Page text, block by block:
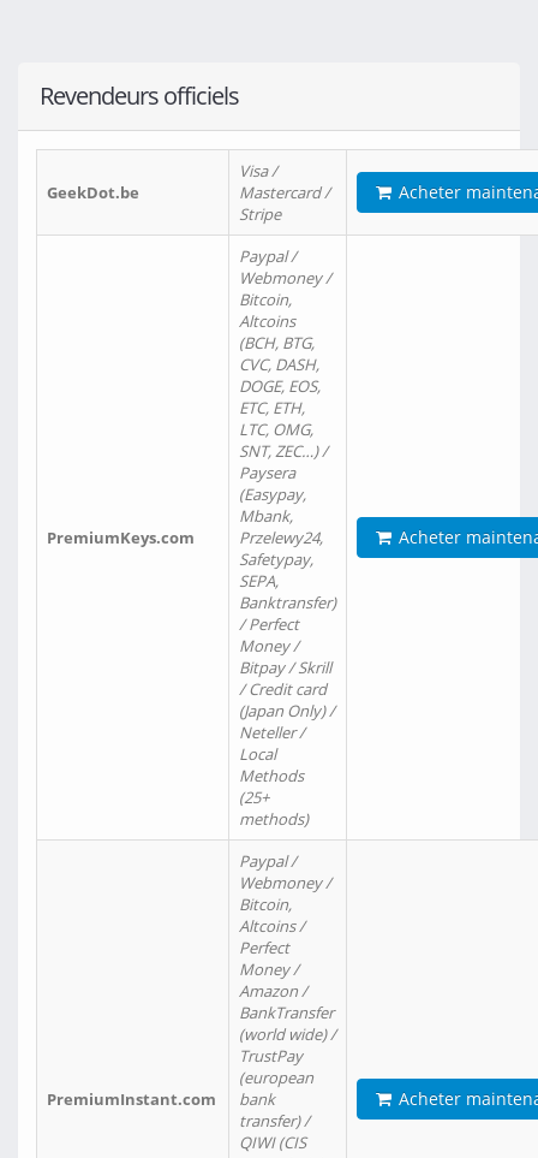
Revendeurs officiels
GeekDot.be
Visa /
Mastercard /
Stripe
Acheter
PremiumKeys.com
Paypal /
Webmoney /
Bitcoin,
Altcoins
(BCH, BTG,
CVC, DASH,
DOGE, EOS,
ETC, ETH,
LTC, OMG,
SNT, ZEC…) /
Paysera
(Easypay,
Mbank,
Przelewy24,
Safetypay,
SEPA,
Banktransfer)
/ Perfect
Money /
Bitpay / Skrill
/ Credit card
(Japan Only) /
Neteller /
Local
Methods
(25+
methods)
Acheter
PremiumInstant.com
Paypal /
Webmoney /
Bitcoin,
Altcoins /
Perfect
Money /
Amazon /
BankTransfer
(world wide) /
TrustPay
(european
bank
transfer) /
QIWI (CIS
Acheter